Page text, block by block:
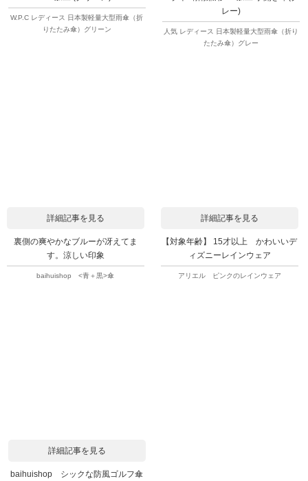
W.P.C レディース 日本製軽量大型雨傘（折
りたたみ傘）グリーン
レー)
人気 レディース 日本製軽量大型雨傘（折り
たたみ傘）グレー
詳細記事を見る
裏側の爽やかなブルーが冴えてま
す。涼しい印象
baihuishop <青＋黒>傘
詳細記事を見る
【対象年齢】 15才以上 かわいいデ
ィズニーレインウェア
アリエル ピンクのレインウェア
詳細記事を見る
baihuishop シックな防風ゴルフ傘